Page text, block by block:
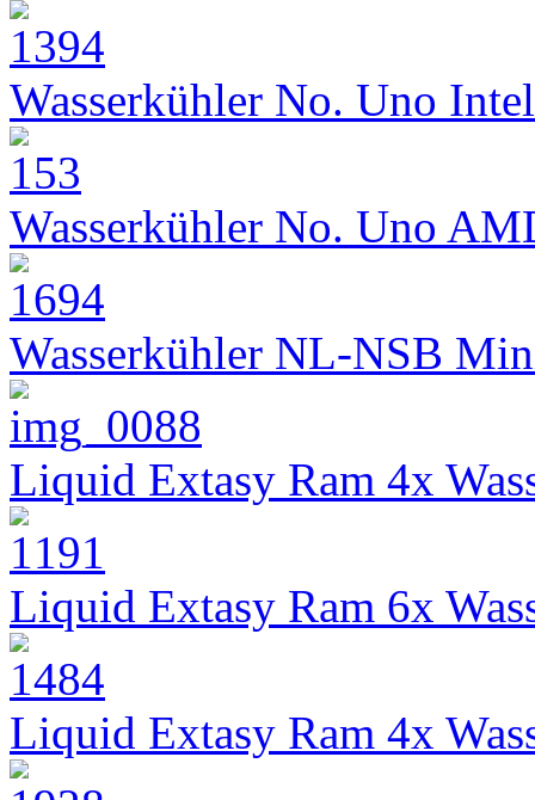
Wasserkühler No. Uno Intel
Wasserkühler No. Uno
Wasserkühler NL-NSB
Liquid Extasy Ram 4x
Liquid Extasy Ram 6x
Liquid Extasy Ram 4x